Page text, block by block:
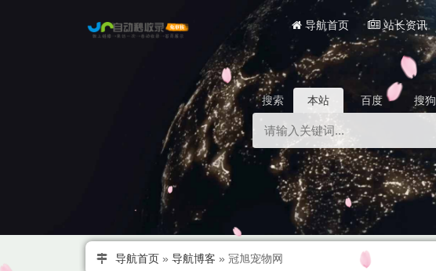
导航首页 站长资讯
搜索 本站 百度 搜狗
导航首页» 导航博客 » 冠旭宠物网